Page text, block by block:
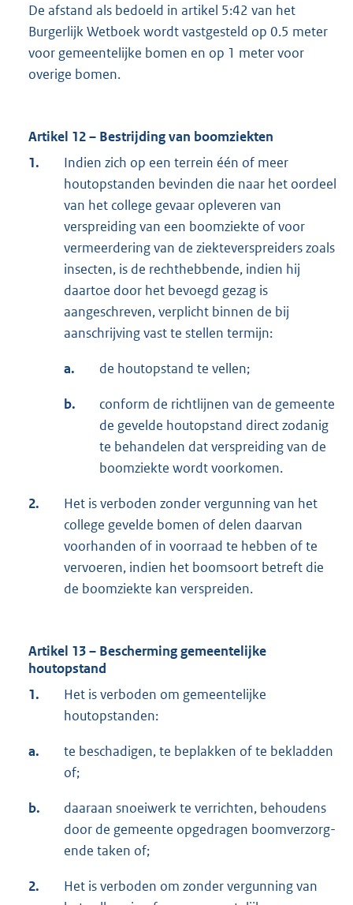
De afstand als bedoeld in artikel 5:42 van het
Burgerlijk Wetboek wordt vastgesteld op 0.5 meter
voor gemeentelijke bomen en op 1 meter voor
overige bomen.
Artikel 12 – Bestrijding van boomziekten
1.
Indien zich op een terrein één of meer
houtopstanden bevinden die naar het oordeel
van het college gevaar opleveren van
verspreiding van een boomziekte of voor
vermeerdering van de ziekteverspreiders zoals
insecten, is de rechthebbende, indien hij
daartoe door het bevoegd gezag is
aangeschreven, verplicht binnen de bij
aanschrijving vast te stellen termijn:
a. de houtopstand te vellen;
b.
conform de richtlijnen van de gemeente
de gevelde houtopstand direct zodanig
te behandelen dat verspreiding van de
boomziekte wordt voorkomen.
2.
Het is verboden zonder vergunning van het
college gevelde bomen of delen daarvan
voorhanden of in voorraad te hebben of te
vervoeren, indien het boomsoort betreft die
de boomziekte kan verspreiden.
Artikel 13 – Bescherming gemeentelijke
houtopstand
1.
Het is verboden om gemeentelijke
houtopstanden:
a.
te beschadigen, te beplakken of te bekladden
of;
b.
daaraan snoeiwerk te verrichten, behoudens
door de gemeente opgedragen boomverzorg-
ende taken of;
2.
Het is verboden om zonder vergunning van